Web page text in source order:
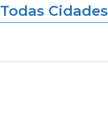
Todas Cidades